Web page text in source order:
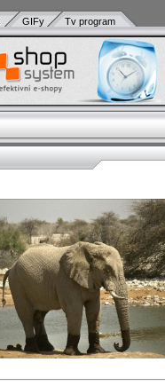
GIFy Tv program